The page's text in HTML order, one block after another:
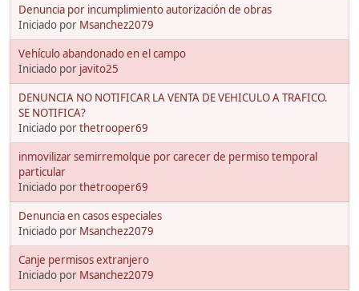
Denuncia por incumplimiento autorización de obras
Iniciado por Msanchez2079
Vehículo abandonado en el campo
Iniciado por javito25
DENUNCIA NO NOTIFICAR LA VENTA DE VEHICULO A TRAFICO.
SE NOTIFICA?
Iniciado porthetrooper69
inmovilizar semirremolque por carecer de permiso temporal
particular
Iniciado porthetrooper69
Denuncia en casos especiales
Iniciado por Msanchez2079
Canje permisos extranjero
Iniciado por Msanchez2079